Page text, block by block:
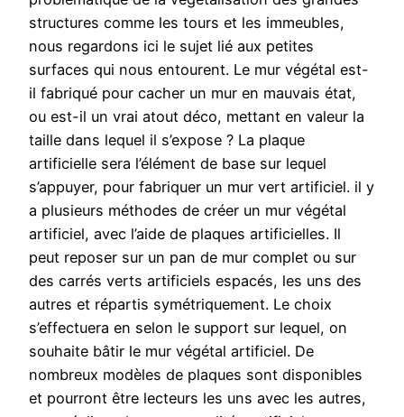
structures comme les tours et les immeubles,
nous regardons ici le sujet lié aux petites
surfaces qui nous entourent. Le mur végétal est-
il fabriqué pour cacher un mur en mauvais état,
ou est-il un vrai atout déco, mettant en valeur la
taille dans lequel il s’expose ? La plaque
artificielle sera l’élément de base sur lequel
s’appuyer, pour fabriquer un mur vert artificiel. il y
a plusieurs méthodes de créer un mur végétal
artificiel, avec l’aide de plaques artificielles. Il
peut reposer sur un pan de mur complet ou sur
des carrés verts artificiels espacés, les uns des
autres et répartis symétriquement. Le choix
s’effectuera en selon le support sur lequel, on
souhaite bâtir le mur végétal artificiel. De
nombreux modèles de plaques sont disponibles
et pourront être lecteurs les uns avec les autres,